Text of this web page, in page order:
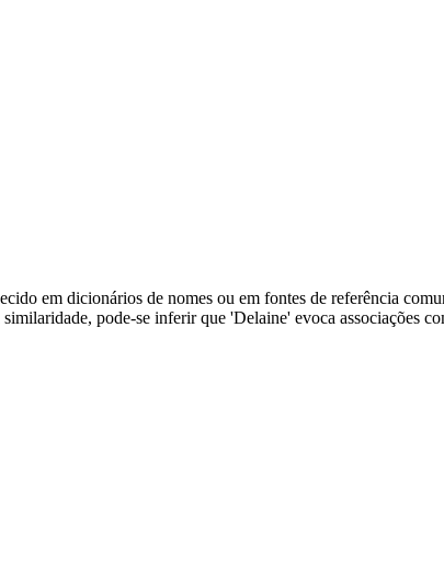
em dicionários de nomes ou em fontes de referência
pode-se inferir que 'Delaine' evoca associações